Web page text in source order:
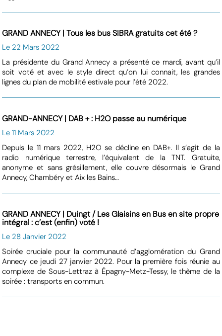
GRAND ANNECY | Tous les bus SIBRA gratuits cet été ?
Le 22 Mars 2022
La présidente du Grand Annecy a présenté ce mardi, avant qu’il
soit voté et avec le style direct qu’on lui connait, les grandes
lignes du plan de mobilité estivale pour l’été 2022.
GRAND-ANNECY | DAB + : H2O passe au numérique
Le 11 Mars 2022
Depuis le 11 mars 2022, H2O se décline en DAB+. Il s’agit de la
radio numérique terrestre, l’équivalent de la TNT. Gratuite,
anonyme et sans grésillement, elle couvre désormais le Grand
Annecy, Chambéry et Aix les Bains…
GRAND ANNECY | Duingt / Les Glaisins en Bus en site propre
intégral : c’est (enfin) voté !
Le 28 Janvier 2022
Soirée cruciale pour la communauté d’agglomération du Grand
Annecy ce jeudi 27 janvier 2022. Pour la première fois réunie au
complexe de Sous-Lettraz à Épagny-Metz-Tessy, le thème de la
soirée : transports en commun.